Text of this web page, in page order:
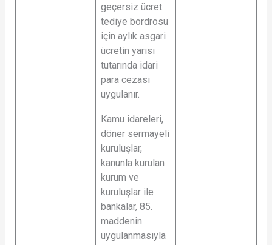
geçersiz ücret
tediye bordrosu
için aylık asgari
ücretin yarısı
tutarında idari
para cezası
uygulanır.
Kamu idareleri,
döner sermayeli
kuruluşlar,
kanunla kurulan
kurum ve
kuruluşlar ile
bankalar, 85.
maddenin
uygulanmasıyla